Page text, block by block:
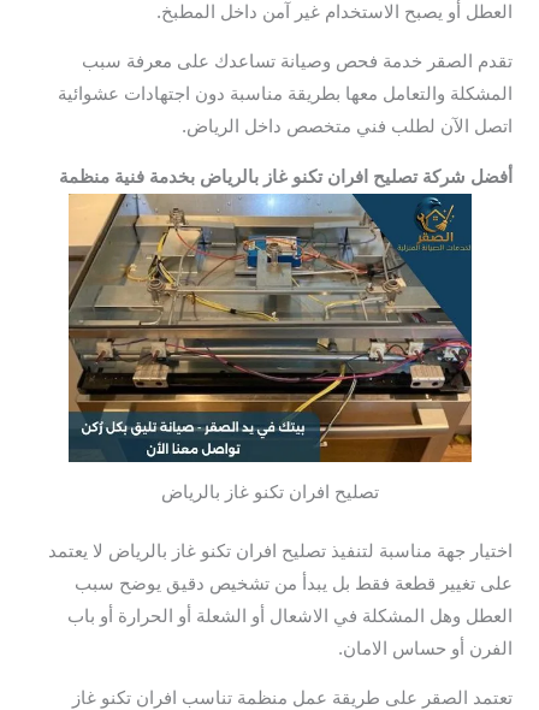
العطل أو يصبح الاستخدام غير آمن داخل المطبخ.
تقدم الصقر خدمة فحص وصيانة تساعدك على معرفة سبب
المشكلة والتعامل معها بطريقة مناسبة دون اجتهادات عشوائية
اتصل الآن لطلب فني متخصص داخل الرياض.
أفضل شركة تصليح افران تكنو غاز بالرياض بخدمة فنية منظمة
تصليح افران تكنو غاز بالرياض
اختيار جهة مناسبة لتنفيذ تصليح افران تكنو غاز بالرياض لا يعتمد
على تغيير قطعة فقط بل يبدأ من تشخيص دقيق يوضح سبب
العطل وهل المشكلة في الاشعال أو الشعلة أو الحرارة أو باب
الفرن أو حساس الامان.
تعتمد الصقر على طريقة عمل منظمة تناسب افران تكنو غاز